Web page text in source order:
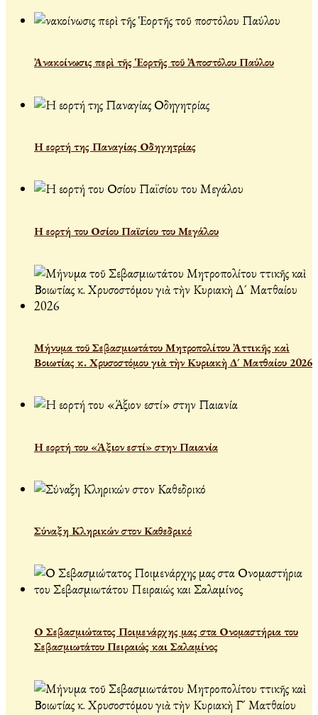
Ἀνακοίνωσις περὶ τῆς Ἑορτῆς τοῦ Ἀποστόλου Παύλου
Η εορτή της Παναγίας Οδηγητρίας
Η εορτή του Οσίου Παϊσίου του Μεγάλου
Μήνυμα τοῦ Σεβασμιωτάτου Μητροπολίτου Ἀττικῆς καὶ
Βοιωτίας κ. Χρυσοστόμου γιὰ τὴν Κυριακὴ Δ´ Ματθαίου 2026
Η εορτή του «Άξιον εστί» στην Παιανία
Σύναξη Κληρικών στον Καθεδρικό
Ο Σεβασμιώτατος Ποιμενάρχης μας στα Ονομαστήρια του
Σεβασμιωτάτου Πειραιώς και Σαλαμίνος